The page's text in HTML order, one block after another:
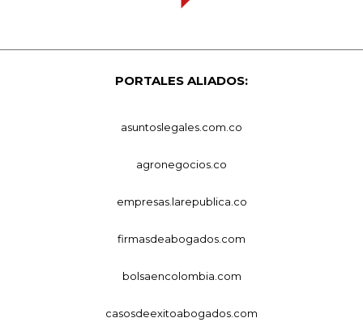
PORTALES ALIADOS:
asuntoslegales.com.co
agronegocios.co
empresas.larepublica.co
firmasdeabogados.com
bolsaencolombia.com
casosdeexitoabogados.com